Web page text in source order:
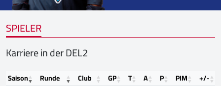
SPIELER
Karriere in der DEL2
Saison Runde Club GP T A P PIM
+/-